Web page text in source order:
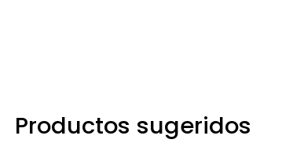
Productos sugeridos